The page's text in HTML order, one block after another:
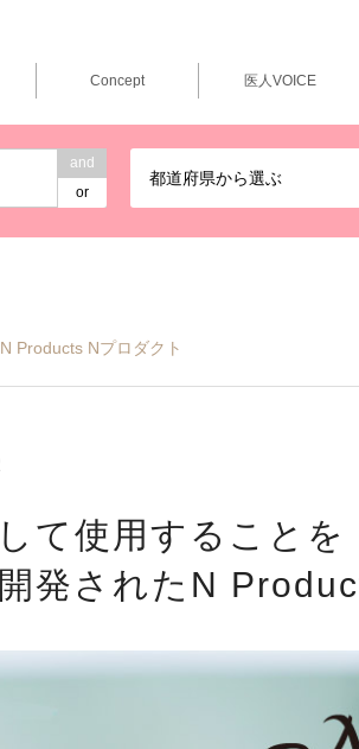
and
or
都道府県から選ぶ
Concept 医人VOICE
N Products Nプロダクト
て使用することを
発されたN